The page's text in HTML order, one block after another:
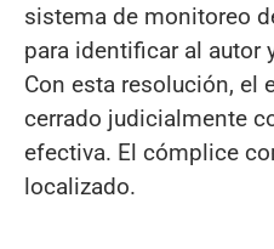
sistema de monitoreo
para identificar al autor
Con esta resolución, el
cerrado judicialmente
efectiva. El cómplice
localizado.